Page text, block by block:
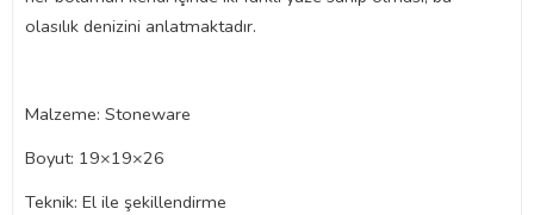
olasılık denizini anlatmaktadır.
Malzeme: Stoneware
Boyut: 19×19×26
Teknik: El ile şekillendirme